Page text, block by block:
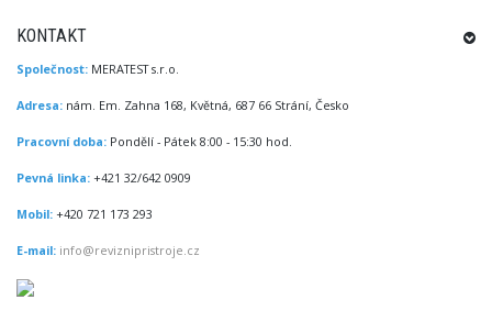
KONTAKT
Společnost: MERATEST s.r.o.
Adresa: nám. Em. Zahna 168, Květná, 687 66 Strání, Česko
Pracovní doba: Pondělí - Pátek 8:00 - 15:30 hod.
Pevná linka: +421 32/642 0909
Mobil: +420 721 173 293
E-mail: info@reviznipristroje.cz